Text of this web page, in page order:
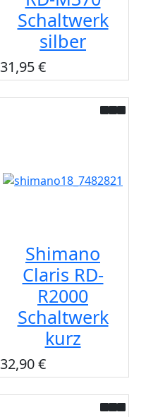
Schaltwerk
silber
31,95 €
Shimano
Claris RD-
R2000
Schaltwerk
kurz
32,90 €